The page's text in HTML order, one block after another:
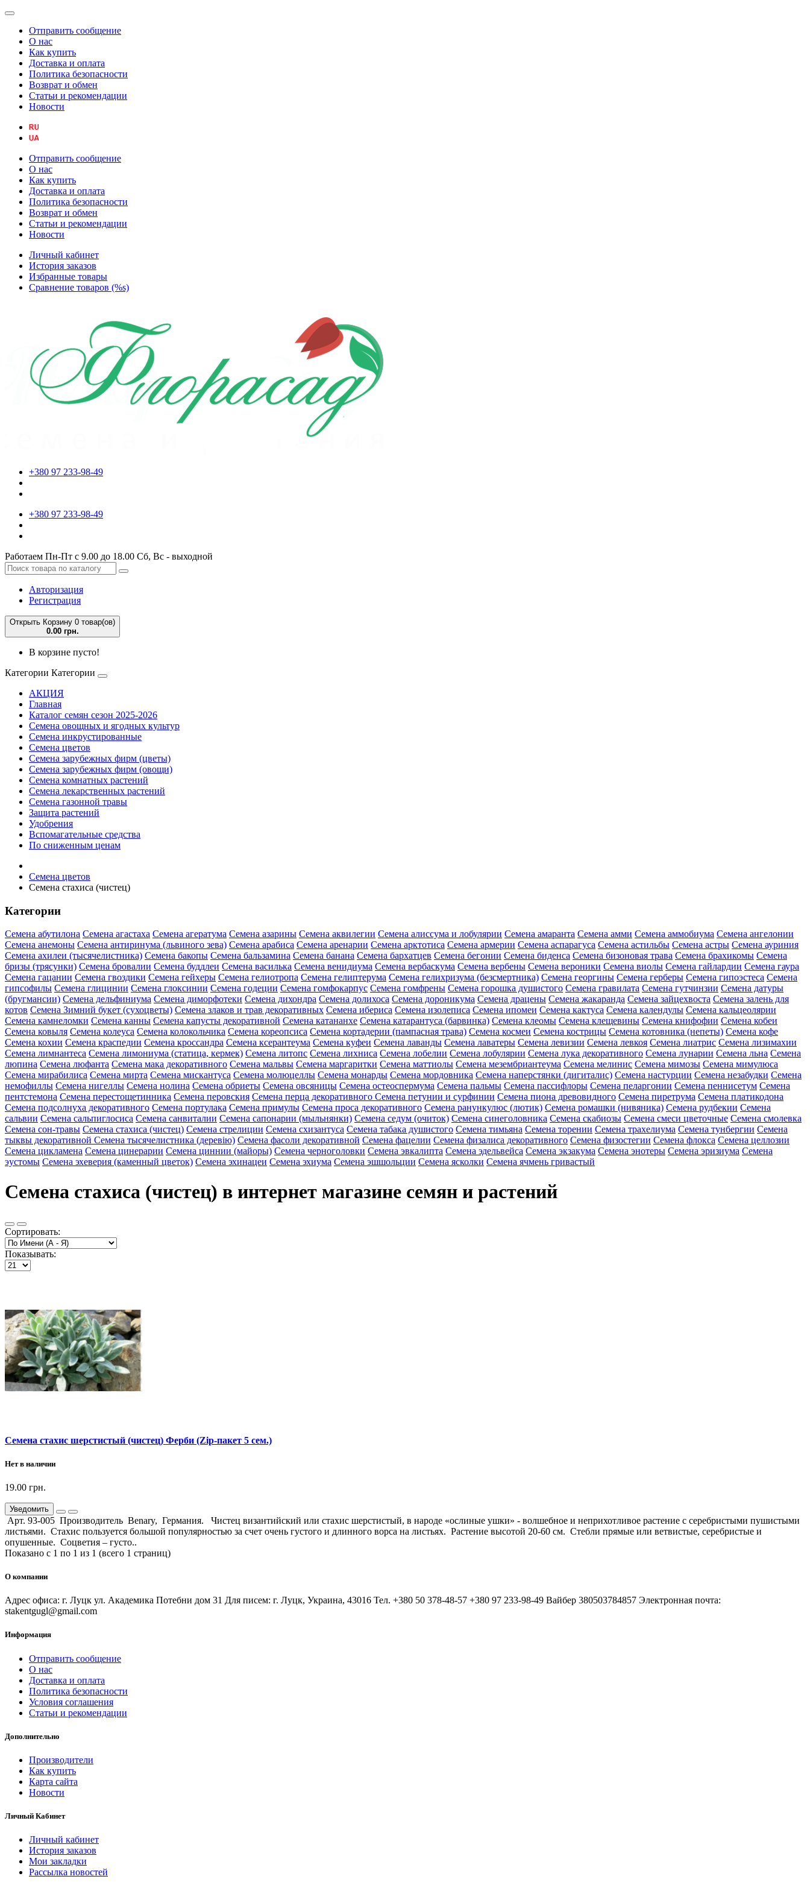
Отправить сообщение
О нас
Как купить
Доставка и оплата
Политика безопасности
Возврат и обмен
Статьи и рекомендации
Новости
Отправить сообщение
О нас
Как купить
Доставка и оплата
Политика безопасности
Возврат и обмен
Статьи и рекомендации
Новости
Личный кабинет
История заказов
Избранные товары
Сравнение товаров (%s)
+380 97 233-98-49
+380 97 233-98-49
Работаем Пн-Пт с 9.00 до 18.00 Сб, Вс - выходной
Авторизация
Регистрация
Открыть Корзину 0 товар(ов)
0.00 грн.
В корзине пусто!
Категории Категории
АКЦИЯ
Главная
Каталог семян сезон 2025-2026
Семена овощных и ягодных культур
Семена инкрустированные
Семена цветов
Семена зарубежных фирм (цветы)
Семена зарубежных фирм (овощи)
Семена комнатных растений
Семена лекарственных растений
Семена газонной травы
Защита растений
Удобрения
Вспомагательные средства
По сниженным ценам
Семена цветов
Семена стахиса (чистец)
Категории
Семена абутилона Семена агастаха Семена агератума Семена азарины Семена аквилегии Семена алиссума и лобулярии Семена амаранта Семена амми Семена аммобиума Семена ангелонии
Семена анемоны Семена антиринума (львиного зева) Семена арабиса Семена аренарии Семена арктотиса Семена армерии Семена аспарагуса Семена астильбы Семена астры Семена ауриния
Семена ахилеи (тысячелистника) Семена бакопы Семена бальзамина Семена банана Семена бархатцев Семена бегонии Семена биденса Семена бизоновая трава Семена брахикомы Семена
бризы (трясунки) Семена бровалии Семена буддлеи Семена василька Семена венидиума Семена вербаскума Семена вербены Семена вероники Семена виолы Семена гайлардии Семена гаура
Семена гацании Семена гвоздики Семена гейхеры Семена гелиотропа Семена гелиптерума Семена гелихризума (безсмертника) Семена георгины Семена герберы Семена гипоэстеса Семена
гипсофилы Семена глицинии Семена глоксинии Семена годеции Семена гомфокарпус Семена гомфрены Семена горошка душистого Семена гравилата Семена гутчинзии Семена датуры
(бругмансии) Семена дельфиниума Семена диморфотеки Семена дихондра Семена долихоса Семена дороникума Семена драцены Семена жакаранда Семена зайцехвоста Семена залень для
котов Семена Зимний букет (сухоцветы) Семена злаков и трав декоративных Семена ибериса Семена изолеписа Семена ипомеи Семена кактуса Семена календулы Семена кальцеолярии
Семена камнеломки Семена канны Семена капусты декоративной Семена катананхе Семена катарантуса (барвинка) Семена клеомы Семена клещевины Семена книфофии Семена кобеи
Семена ковыля Семена колеуса Семена колокольчика Семена кореопсиса Семена кортадерии (пампасная трава) Семена космеи Семена кострицы Семена котовника (непеты) Семена кофе
Семена кохии Семена краспедии Семена кроссандра Семена ксерантеума Семена куфеи Семена лаванды Семена лаватеры Семена левизии Семена левкоя Семена лиатрис Семена лизимахии
Семена лимнантеса Семена лимониума (статица, кермек) Семена литопс Семена лихниса Семена лобелии Семена лобулярии Семена лука декоративного Семена лунарии Семена льна Семена
люпина Семена люфанта Семена мака декоративного Семена мальвы Семена маргаритки Семена маттиолы Семена мезембриантеума Семена мелинис Семена мимозы Семена мимулюса
Семена мирабилиса Семена мирта Семена мискантуса Семена молюцеллы Семена монарды Семена мордовника Семена наперстянки (дигиталис) Семена настурции Семена незабудки Семена
немофиллы Семена нигеллы Семена нолина Семена обриеты Семена овсяницы Семена остеоспермума Семена пальмы Семена пассифлоры Семена пеларгонии Семена пеннисетум Семена
пентстемона Семена перестощетинника Семена перовския Семена перца декоративного Семена петунии и сурфинии Семена пиона древовидного Семена пиретрума Семена платикодона
Семена подсолнуха декоративного Семена портулака Семена примулы Семена проса декоративного Семена ранункулюс (лютик) Семена ромашки (нивяника) Семена рудбекии Семена
сальвии Семена сальпиглосиса Семена санвиталии Семена сапонарии (мыльнянки) Семена седум (очиток) Семена синеголовника Семена скабиозы Семена смеси цветочные Семена смолевка
Семена сон-травы Семена стахиса (чистец) Семена стрелиции Семена схизантуса Семена табака душистого Семена тимьяна Семена торении Семена трахелиума Семена тунбергии Семена
тыквы декоративной Семена тысячелистника (деревію) Семена фасоли декоративной Семена фацелии Семена физалиса декоративного Семена физостегии Семена флокса Семена целлозии
Семена цикламена Семена цинерарии Семена циннии (майоры) Семена черноголовки Семена эвкалипта Семена эдельвейса Семена экзакума Семена энотеры Семена эризиума Семена
эустомы Семена эхеверия (каменный цветок) Семена эхинацеи Семена эхиума Семена эшшольции Семена ясколки Семена ячмень гривастый
Семена стахиса (чистец) в интернет магазине семян и растений
Сортировать:
Показывать:
Семена стахис шерстистый (чистец) Ферби (Zip-пакет 5 сем.)
Нет в наличии
19.00 грн.
Уведомить
Арт. 93-005 Производитель Benary, Германия. Чистец византийский или стахис шерстистый, в народе «ослиные ушки» - волшебное и неприхотливое растение с серебристыми пушистыми
листьями. Стахис пользуется большой популярностью за счет очень густого и длинного ворса на листьях. Растение высотой 20-60 см. Стебли прямые или ветвистые, серебристые и
опушенные. Соцветия – густо..
Показано с 1 по 1 из 1 (всего 1 страниц)
О компании
Адрес офиса: г. Луцк ул. Академика Потебни дом 31 Для писем: г. Луцк, Украина, 43016 Тел. +380 50 378-48-57 +380 97 233-98-49 Вайбер 380503784857 Электронная почта:
stakentgugl@gmail.com
Информация
Отправить сообщение
О нас
Доставка и оплата
Политика безопасности
Условия соглашения
Статьи и рекомендации
Дополнительно
Производители
Как купить
Карта сайта
Новости
Личный Кабинет
Личный кабинет
История заказов
Мои закладки
Рассылка новостей